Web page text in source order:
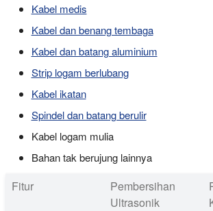
Kabel medis
Kabel dan benang tembaga
Kabel dan batang aluminium
Strip logam berlubang
Kabel ikatan
Spindel dan batang berulir
Kabel logam mulia
Bahan tak berujung lainnya
Fitur
Pembersihan
Ultrasonik